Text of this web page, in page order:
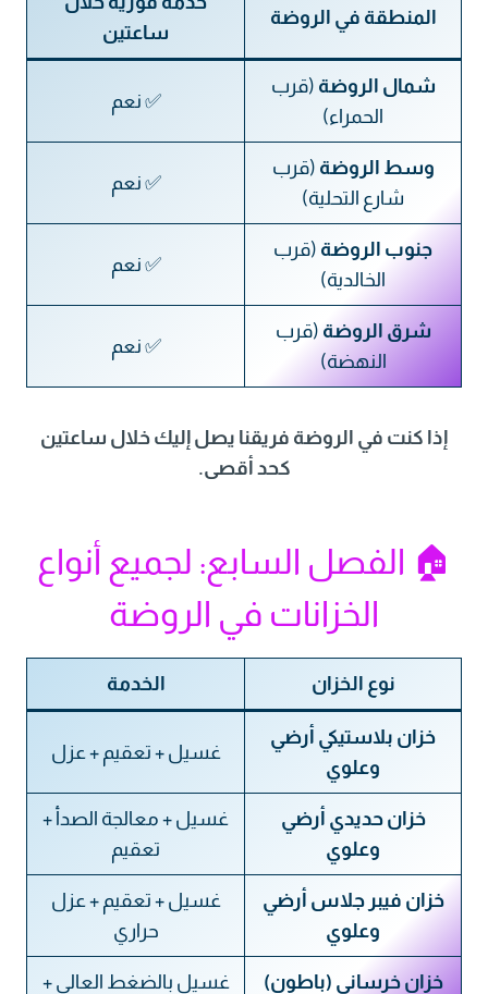
المنطقة في الروضة
ساعتين
شمال الروضة (قرب
الحمراء)
✅ نعم
وسط الروضة (قرب
شارع التحلية)
✅ نعم
جنوب الروضة (قرب
الخالدية)
✅ نعم
شرق الروضة (قرب
النهضة)
✅ نعم
إذا كنت في الروضة فريقنا يصل إليك خلال ساعتين
كحد أقصى.
🏠 الفصل السابع: لجميع أنواع
الخزانات في الروضة
نوع الخزان الخدمة
خزان بلاستيكي أرضي
وعلوي
غسيل + تعقيم + عزل
خزان حديدي أرضي
وعلوي
غسيل + معالجة الصدأ +
تعقيم
خزان فيبر جلاس أرضي
وعلوي
غسيل + تعقيم + عزل
حراري
خزان خرساني (باطون)
غسيل بالضغط العالي +